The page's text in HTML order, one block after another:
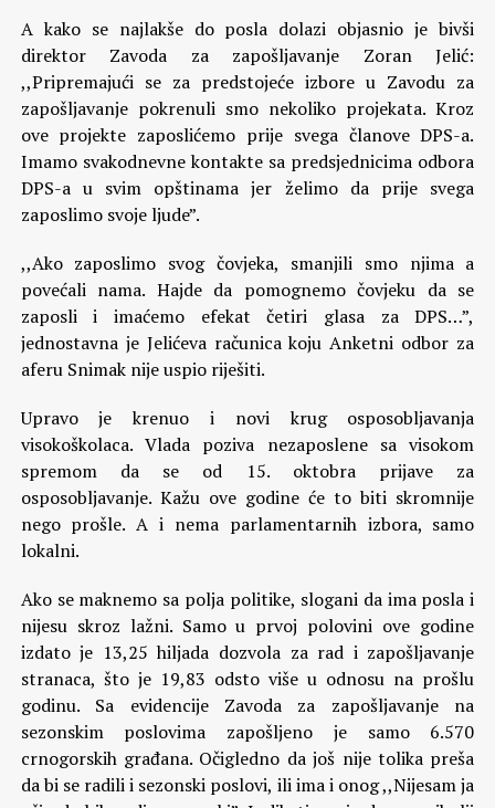
A kako se najlakše do posla dolazi objasnio je bivši
direktor Zavoda za zapošljavanje Zoran Jelić:
,,Pripremajući se za predstojeće izbore u Zavodu za
zapošljavanje pokrenuli smo nekoliko projekata. Kroz
ove projekte zaposlićemo prije svega članove DPS-a.
Imamo svakodnevne kontakte sa predsjednicima odbora
DPS-a u svim opštinama jer želimo da prije svega
zaposlimo svoje ljude”.
,,Ako zaposlimo svog čovjeka, smanjili smo njima a
povećali nama. Hajde da pomognemo čovjeku da se
zaposli i imaćemo efekat četiri glasa za DPS…”,
jednostavna je Jelićeva računica koju Anketni odbor za
aferu Snimak nije uspio riješiti.
Upravo je krenuo i novi krug osposobljavanja
visokoškolaca. Vlada poziva nezaposlene sa visokom
spremom da se od 15. oktobra prijave za
osposobljavanje. Kažu ove godine će to biti skromnije
nego prošle. A i nema parlamentarnih izbora, samo
lokalni.
Ako se maknemo sa polja politike, slogani da ima posla i
nijesu skroz lažni. Samo u prvoj polovini ove godine
izdato je 13,25 hiljada dozvola za rad i zapošljavanje
stranaca, što je 19,83 odsto više u odnosu na prošlu
godinu. Sa evidencije Zavoda za zapošljavanje na
sezonskim poslovima zapošljeno je samo 6.570
crnogorskih građana. Očigledno da još nije tolika preša
da bi se radili i sezonski poslovi, ili ima i onog ,,Nijesam ja